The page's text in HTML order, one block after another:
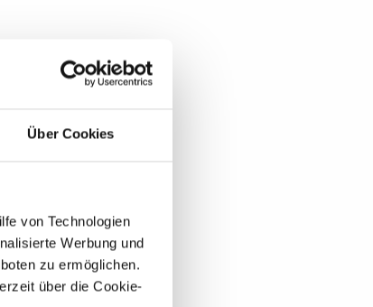
Über Cookies
von Technologien
Werbung und
zu ermöglichen.
über die Cookie-